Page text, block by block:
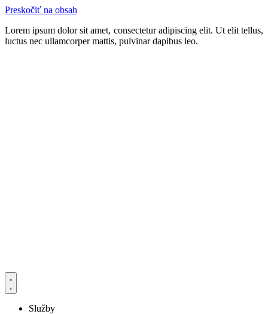
Preskočiť na obsah
Lorem ipsum dolor sit amet, consectetur adipiscing elit. Ut elit tellus,
luctus nec ullamcorper mattis, pulvinar dapibus leo.
Služby